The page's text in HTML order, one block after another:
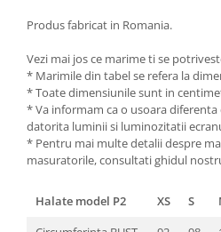
Produs fabricat in Romania.
Vezi mai jos ce marime ti se
* Marimile din tabel se refera la
* Toate dimensiunile sunt in
* Va informam ca o usoara
datorita luminii si luminozitatii
* Pentru mai multe detalii despre
masuratorile, consultati ghidul
Halate model P2 XS S